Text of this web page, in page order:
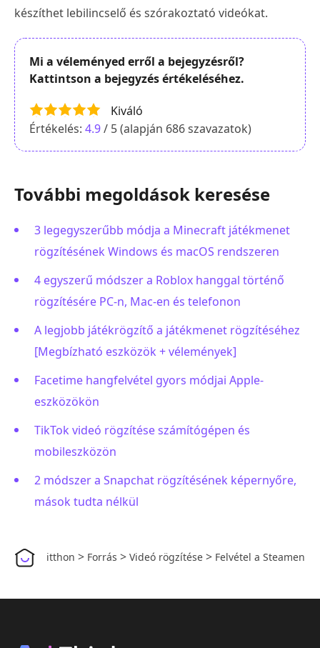
készíthet lebilincselő és szórakoztató videókat.
Mi a véleményed erről a bejegyzésről?
Kattintson a bejegyzés értékeléséhez.
Kiváló
Értékelés: 4.9/ 5 (alapján 686szavazatok)
További megoldások keresése
3 legegyszerűbb módja a Minecraft játékmenet
rögzítésének Windows és macOS rendszeren
4 egyszerű módszer a Roblox hanggal történő
rögzítésére PC-n, Mac-en és telefonon
A legjobb játékrögzítő a játékmenet rögzítéséhez
[Megbízható eszközök + vélemények]
Facetime hangfelvétel gyors módjai Apple-
eszközökön
TikTok videó rögzítése számítógépen és
mobileszközön
2 módszer a Snapchat rögzítésének képernyőre,
mások tudta nélkül
itthon > Forrás > Videó rögzítése > Felvétel a Steamen